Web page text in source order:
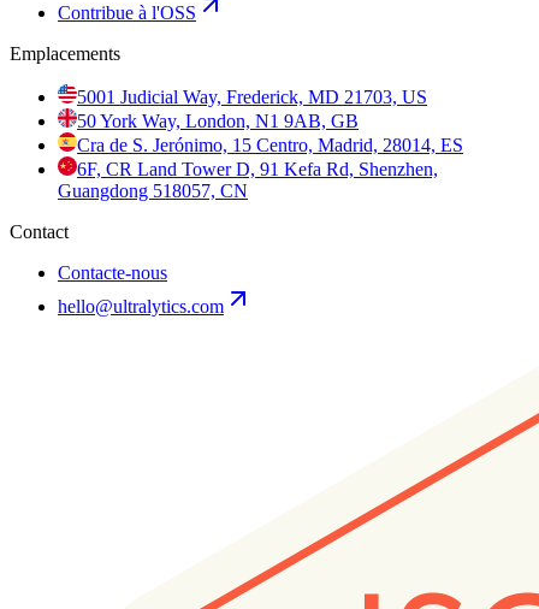
Contribue à l'OSS
Emplacements
5001 Judicial Way, Frederick, MD 21703, US
50 York Way, London, N1 9AB, GB
Cra de S. Jerónimo, 15 Centro, Madrid, 28014, ES
6F, CR Land Tower D, 91 Kefa Rd, Shenzhen,
Guangdong 518057, CN
Contact
Contacte-nous
hello@ultralytics.com